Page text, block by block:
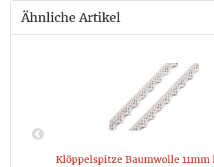
Ähnliche Artikel
Klöppelspitze Baumwolle 11mm